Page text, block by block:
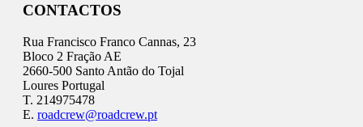
CONTACTOS
Rua Francisco Franco Cannas, 23
Bloco 2 Fração AE
2660-500 Santo Antão do Tojal
Loures Portugal
T. 214975478
E. roadcrew@roadcrew.pt